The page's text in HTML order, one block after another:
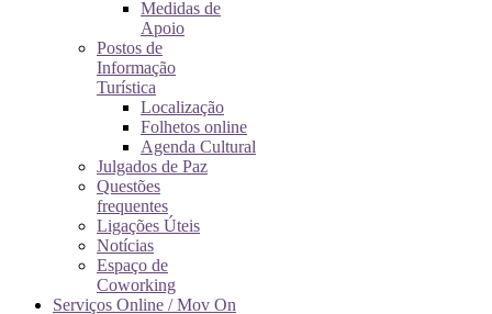
Medidas de
Apoio
Postos de
Informação
Turística
Localização
Folhetos online
Agenda Cultural
Julgados de Paz
Questões
frequentes
Ligações Úteis
Notícias
Espaço de
Coworking
Serviços Online / Mov On